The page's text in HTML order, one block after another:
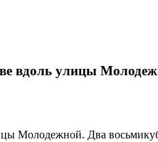
вдоль улицы
Молодежной. Два